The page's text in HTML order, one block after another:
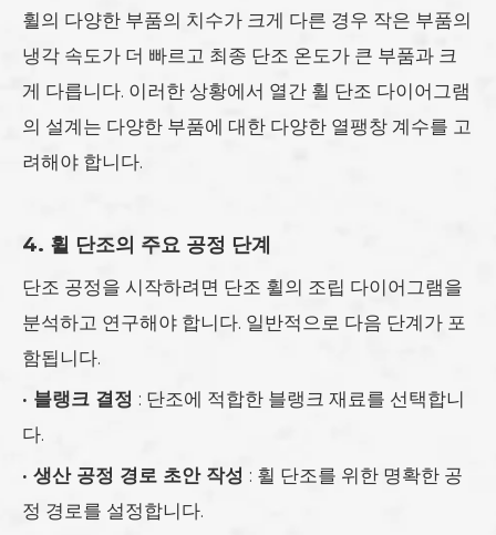
휠의 다양한 부품의 치수가 크게 다른 경우 작은 부품의
냉각 속도가 더 빠르고 최종 단조 온도가 큰 부품과 크
게 다릅니다. 이러한 상황에서 열간 휠 단조 다이어그램
의 설계는 다양한 부품에 대한 다양한 열팽창 계수를 고
려해야 합니다.
4. 휠 단조의 주요 공정 단계
단조 공정을 시작하려면 단조 휠의 조립 다이어그램을
분석하고 연구해야 합니다. 일반적으로 다음 단계가 포
함됩니다.
· 블랭크 결정 : 단조에 적합한 블랭크 재료를 선택합니
다.
· 생산 공정 경로 초안 작성 : 휠 단조를 위한 명확한 공
정 경로를 설정합니다.